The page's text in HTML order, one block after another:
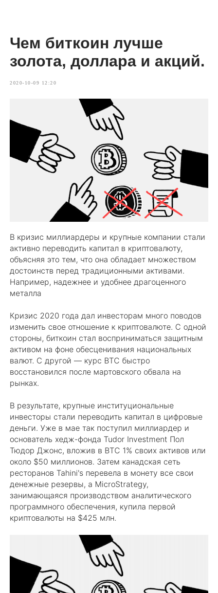
Чем биткоин лучше
золота, доллара и акций.
2020-10-09 12:20
В кризис миллиардеры и крупные компании стали
активно переводить капитал в криптовалюту,
объясняя это тем, что она обладает множеством
достоинств перед традиционными активами.
Например, надежнее и удобнее драгоценного
металла
Кризис 2020 года дал инвесторам много поводов
изменить свое отношение к криптовалюте. С одной
стороны, биткоин стал восприниматься защитным
активом на фоне обесценивания национальных
валют. С другой — курс BTC быстро
восстановился после мартовского обвала на
рынках.
В результате, крупные институциональные
инвесторы стали переводить капитал в цифровые
деньги. Уже в мае так поступил миллиардер и
основатель хедж-фонда Tudor Investment Пол
Тюдор Джонс, вложив в BTC 1% своих активов или
около $50 миллионов. Затем канадская сеть
ресторанов Tahini's перевела в монету все свои
денежные резервы, а MicroStrategy,
занимающаяся производством аналитического
программного обеспечения, купила первой
криптовалюты на $425 млн.